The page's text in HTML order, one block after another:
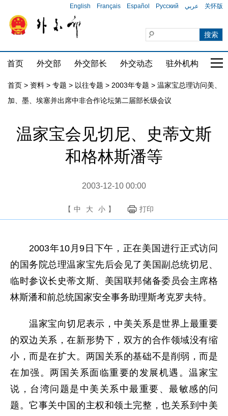
English Français Español Русский عربي 关怀版
首页 外交部 外交部长 外交动态 驻外机构 国
首页 > 资料 > 专题 > 以往专题 > 2003年专题 > 温家宝总理访问美、
加、墨、埃塞并出席中非合作论坛第二届部长级会议
温家宝会见切尼、史蒂文斯
和格林斯潘等
2003-12-10 00:00
【 中 大 小 】 打印
2003年10月9日下午，正在美国进行正式访问
的国务院总理温家宝先后会见了美国副总统切尼、
临时参议长史蒂文斯、美国联邦储备委员会主席格
林斯潘和前总统国家安全事务助理斯考克罗夫特。
温家宝向切尼表示，中美关系是世界上最重要
的双边关系，在新形势下，双方的合作领域没有缩
小，而是在扩大。两国关系的基础不是削弱，而是
在加强。两国关系面临重要的发展机遇。温家宝
说，台湾问题是中美关系中最重要、最敏感的问
题。它事关中国的主权和领土完整，也关系到中美